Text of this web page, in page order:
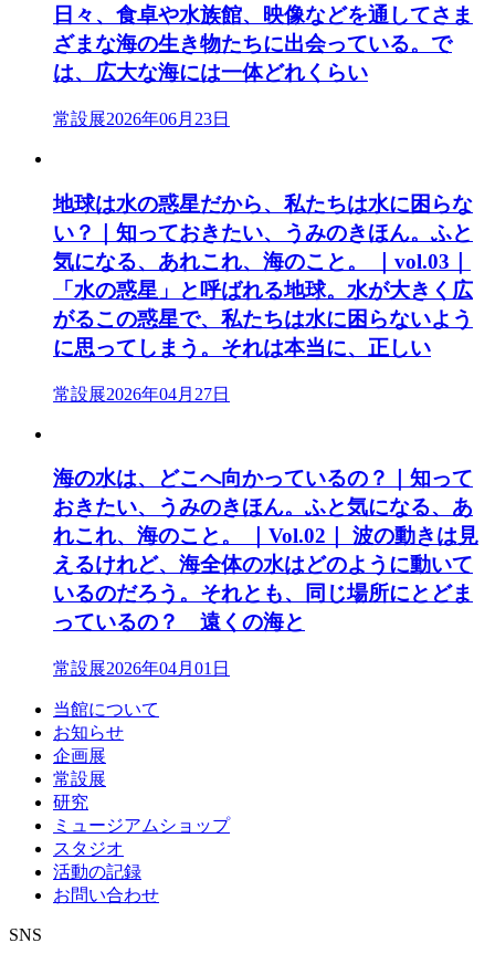
日々、食卓や水族館、映像などを通してさま
ざまな海の生き物たちに出会っている。で
は、広大な海には一体どれくらい
常設展2026年06月23日
地球は水の惑星だから、私たちは水に困らな
い？｜知っておきたい、うみのきほん。ふと
気になる、あれこれ、海のこと。 ｜vol.03｜
「水の惑星」と呼ばれる地球。水が大きく広
がるこの惑星で、私たちは水に困らないよう
に思ってしまう。それは本当に、正しい
常設展2026年04月27日
海の水は、どこへ向かっているの？｜知って
おきたい、うみのきほん。ふと気になる、あ
れこれ、海のこと。 ｜Vol.02｜ 波の動きは見
えるけれど、海全体の水はどのように動いて
いるのだろう。それとも、同じ場所にとどま
っているの？ 遠くの海と
常設展2026年04月01日
当館について
お知らせ
企画展
常設展
研究
ミュージアムショップ
スタジオ
活動の記録
お問い合わせ
SNS